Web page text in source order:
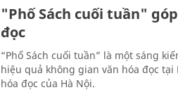
"Phố Sách cuối tuần"
đọc
“Phố Sách cuối tuần” là một sáng
hiệu quả không gian văn hóa đọc tại
hóa đọc của Hà Nội.